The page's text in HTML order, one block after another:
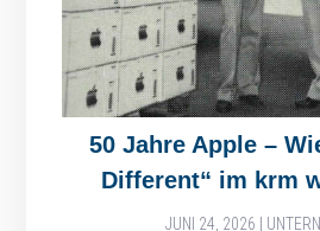
50 Jahre Apple –
Different“ im krm
JUNI 24, 2026